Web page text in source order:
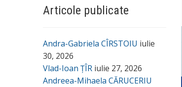
Articole publicate
Andra-Gabriela CÎRSTOIU iulie
30, 2026
Vlad-Ioan ȚÎR iulie 27, 2026
Andreea-Mihaela CĂRUCERIU